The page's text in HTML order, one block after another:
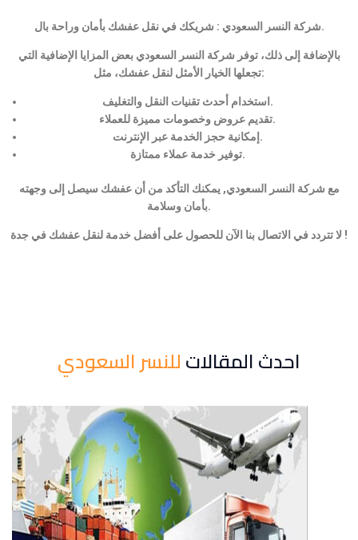
شركة النسر السعودي : شريكك في نقل عفشك بأمان وراحة بال.
بالإضافة إلى ذلك، توفر شركة النسر السعودي بعض المزايا الإضافية التي
تجعلها الخيار الأمثل لنقل عفشك، مثل:
استخدام أحدث تقنيات النقل والتغليف.
تقديم عروض وخصومات مميزة للعملاء.
إمكانية حجز الخدمة عبر الإنترنت.
توفير خدمة عملاء ممتازة.
مع شركة النسر السعودي, يمكنك التأكد من أن عفشك سيصل إلى وجهته
بأمان وسلامة.
لا تتردد في الاتصال بنا الآن للحصول على أفضل خدمة لنقل عفشك في جدة !
احدث المقالاتللنسر السعودي